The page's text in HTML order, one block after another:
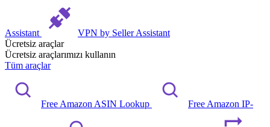
Assistant
VPN by Seller Assistant
Ücretsiz araçlar
Ücretsiz araçlarımızı kullanın
Tüm araçlar
Free Amazon ASIN Lookup Free Amazon IP-